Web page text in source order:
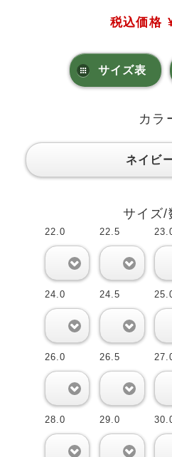
税込価格
サイズ表
カラ
ネイビ
サイズ/
22.0 22.5
24.0 24.5
26.0 26.5
28.0 29.0